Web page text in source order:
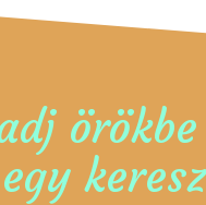
örökbe
egy